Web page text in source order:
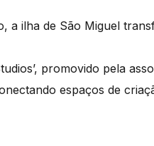
a ilha de São Miguel
promovido pela
espaços de